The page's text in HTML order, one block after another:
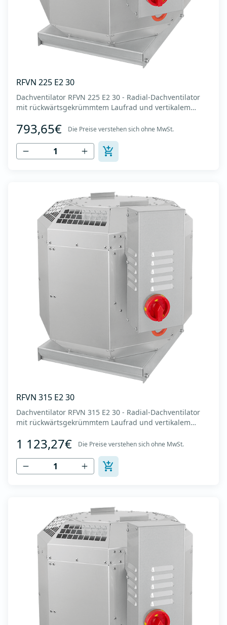
RFVN 225 E2 30
Dachventilator RFVN 225 E2 30 - Radial-Dachventilator
mit rückwärtsgekrümmtem Laufrad und vertikalem
Luftdurchsatz: bis zu 1.720 m3/h - Für Dauerbetrieb mit
Temperaturen bis 120 °C - Luftauslass mit Schutzgitter -
Zur Reinigung und Wartung lässt s...
793,65€ Die Preise verstehen sich ohne MwSt.
RFVN 315 E2 30
Dachventilator RFVN 315 E2 30 - Radial-Dachventilator
mit rückwärtsgekrümmtem Laufrad und vertikalem
Luftdurchsatz: bis zu 3.860 m3/h - Für Dauerbetrieb mit
Temperaturen bis 120 °C - Luftauslass mit Schutzgitter -
Zur Reinigung und Wartung lässt s...
1 123,27€ Die Preise verstehen sich ohne MwSt.